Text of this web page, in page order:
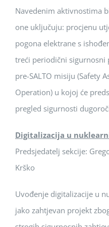
Navedenim aktivnostima
one uključuju: procjenu
pogona elektrane s
treći periodični sigurnosni
pre-SALTO misiju (Safety
Operation) u kojoj će
pregled sigurnosti
Digitalizacija u
Predsjedatelj sekcije:
Krško
Uvođenje digitalizacije u
jako zahtjevan projekt